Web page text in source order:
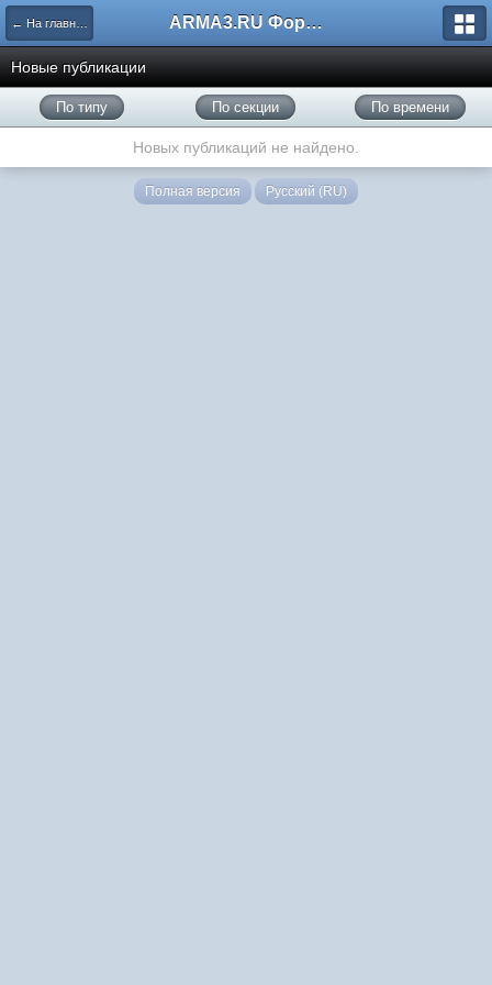
← На главную ARMA3.RU Форум
Новые публикации
По типу По секции По времени
Новых публикаций не найдено.
Полная версия Русский (RU)